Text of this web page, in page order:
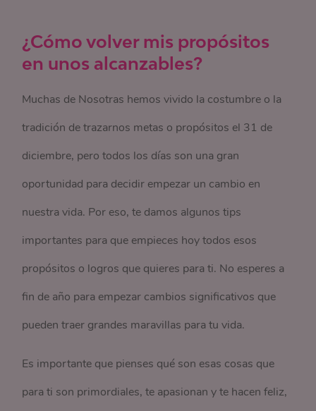
¿Cómo volver mis propósitos
en unos alcanzables?
Muchas de Nosotras hemos vivido la costumbre o la
tradición de trazarnos metas o propósitos el 31 de
diciembre, pero todos los días son una gran
oportunidad para decidir empezar un cambio en
nuestra vida. Por eso, te damos algunos tips
importantes para que empieces hoy todos esos
propósitos o logros que quieres para ti. No esperes a
fin de año para empezar cambios significativos que
pueden traer grandes maravillas para tu vida.
Es importante que pienses qué son esas cosas que
para ti son primordiales, te apasionan y te hacen feliz,